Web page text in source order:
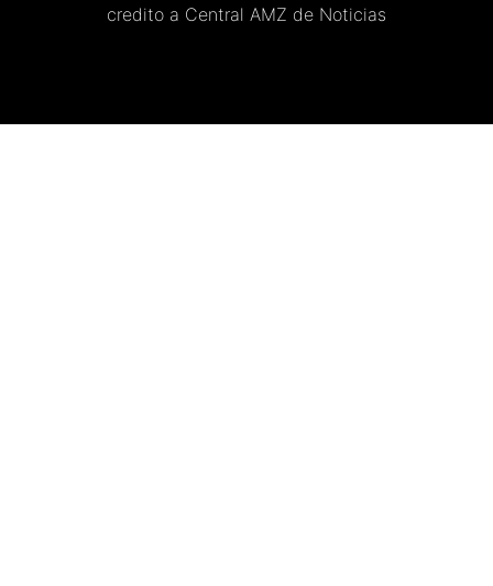
credito a Central AMZ de Noticias